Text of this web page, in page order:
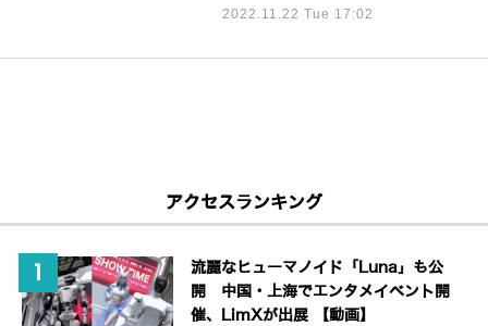
2022.11.22 Tue 17:02
アクセスランキング
流麗なヒューマノイド「Luna」も公
開 中国・上海でエンタメイベント開
催、LimXが出展 【動画】